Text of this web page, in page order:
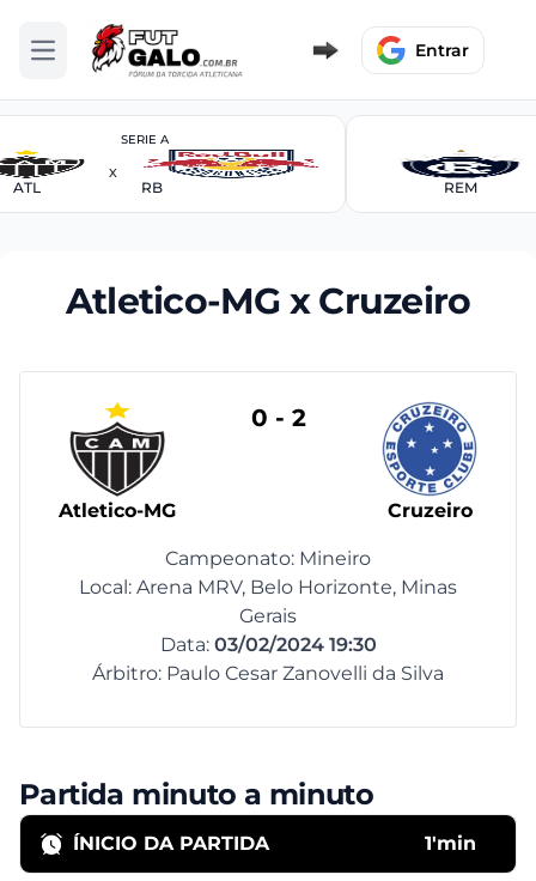
Abrir menu Entrar
SERIE A
ATL
X
RB REM
Atletico-MG x Cruzeiro
Atletico-MG
0 - 2
Cruzeiro
Campeonato: Mineiro
Local: Arena MRV, Belo Horizonte, Minas
Gerais
Data: 03/02/2024 19:30
Árbitro: Paulo Cesar Zanovelli da Silva
Partida minuto a minuto
ÍNICIO DA PARTIDA 1'min